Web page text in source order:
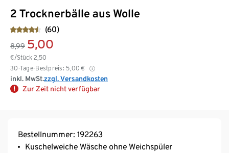
2 Trocknerbälle aus Wolle
(60)
8,99 5,00
€/Stück 2,50
30-Tage-Bestpreis: 5,00 €
inkl. MwSt.zzgl. Versandkosten
Zur Zeit nicht verfügbar
Bestellnummer: 192263
Kuschelweiche Wäsche ohne Weichspüler